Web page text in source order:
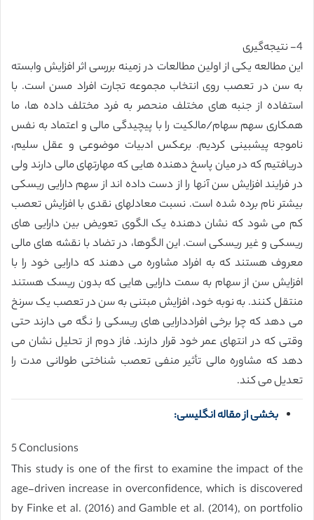
4- نتیجه‌گیری
این مطالعه یکی از اولین مطالعات در زمینه بررسی اثر افزایش وابسته
به سن در تعصب روی انتخاب مجموعه تجارت افراد مسن است. با
استفاده از جنبه های مختلف منحصر به فرد مختلف داده ها، ما
همکاری سهم سهام/مالکیت را با پیچیدگی مالی و اعتماد به نفس
ناموجه پیشبینی کردیم. برعکس ادبیات موضوعی و عقل سلیم،
دریافتیم که در میان پاسخ دهنده هایی که مهارتهای مالی دارند ولی
در فرایند افزایش سن آنها را از دست داده اند از سهم دارایی ریسکی
بیشتر نام برده شده است. نسبت معادلهای نقدی با افزایش تعصب
کم می شود که نشان دهنده یک الگوی تعویض بین دارایی های
ریسکی و غیر ریسکی است. این الگوها، در تضاد با نقشه های مالی
معروف هستند که به افراد مشاوره می دهند که دارایی خود را با
افزایش سن از سهام به سمت دارایی هایی که بدون ریسک هستند
منتقل کنند. به نوبه خود، افزایش مبتنی به سن در تعصب یک سرنخ
می دهد که چرا برخی افراددارایی های ریسکی را نگه می دارند حتی
وقتی که در انتهای عمر خود قرار دارند. فاز دوم از تحلیل نشان می
دهد که مشاوره مالی تأثیر منفی تعصب شناختی طولانی مدت را
تعدیل می کند.
بخشی از مقاله انگلیسی:
5 Conclusions
This study is one of the first to examine the impact of the
age-driven increase in overconfidence, which is discovered
by Finke et al. (2016) and Gamble et al. (2014), on portfolio